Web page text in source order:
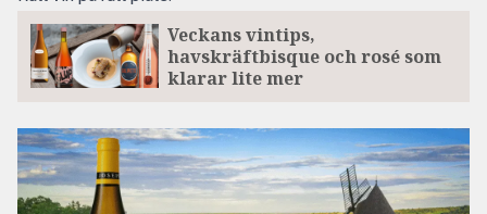
Veckans vintips,
havskräftbisque och rosé som
klarar lite mer